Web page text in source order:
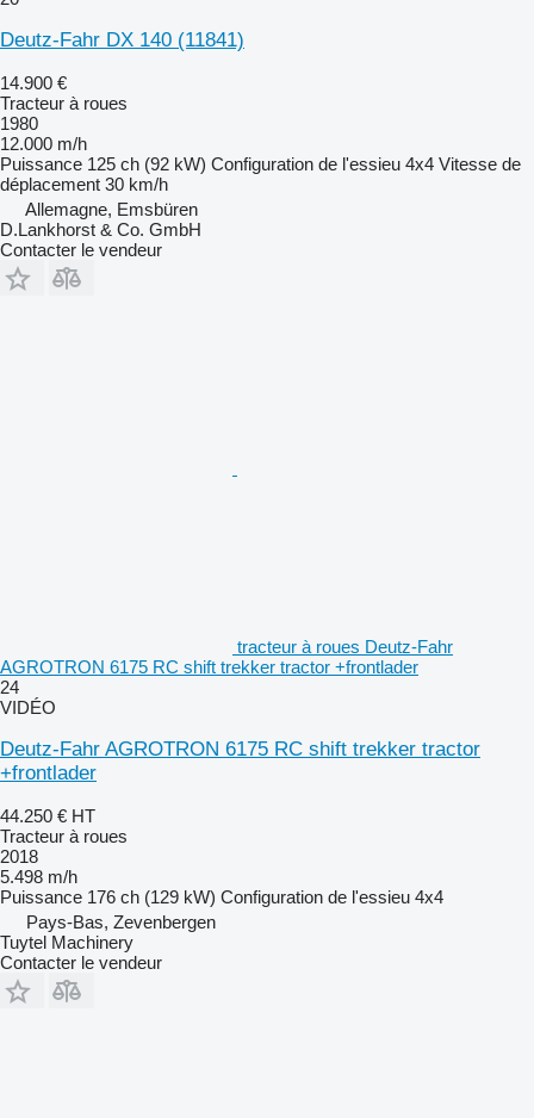
Deutz-Fahr DX 140 (11841)
14.900 €
Tracteur à roues
1980
12.000 m/h
Puissance 125 ch (92 kW) Configuration de l'essieu 4x4 Vitesse de
déplacement 30 km/h
Allemagne, Emsbüren
D.Lankhorst & Co. GmbH
Contacter le vendeur
tracteur à roues Deutz-Fahr
AGROTRON 6175 RC shift trekker tractor +frontlader
24
VIDÉO
Deutz-Fahr AGROTRON 6175 RC shift trekker tractor
+frontlader
44.250 € HT
Tracteur à roues
2018
5.498 m/h
Puissance 176 ch (129 kW) Configuration de l'essieu 4x4
Pays-Bas, Zevenbergen
Tuytel Machinery
Contacter le vendeur